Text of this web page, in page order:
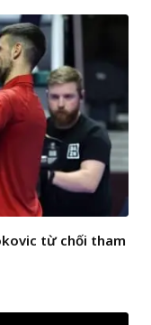
từ chối tham